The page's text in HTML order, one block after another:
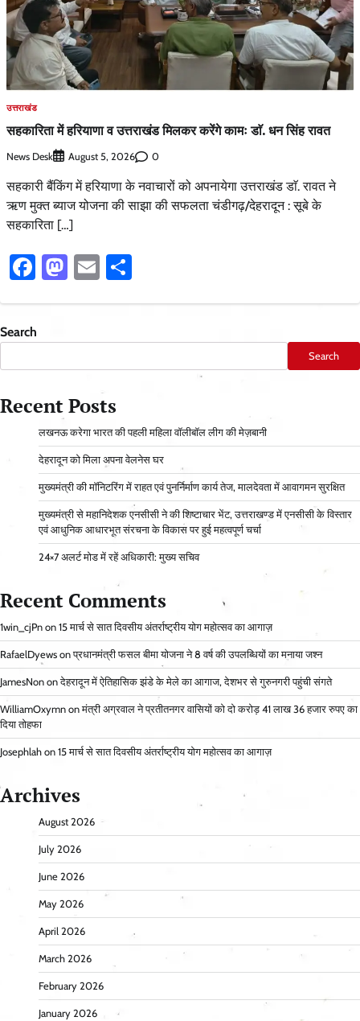
उत्तराखंड
सहकारिता में हरियाणा व उत्तराखंड मिलकर करेंगे कामः डाॅ. धन सिंह रावत
News Desk August 5, 2026 0
सहकारी बैंकिंग में हरियाणा के नवाचारों को अपनायेगा उत्तराखंड डाॅ. रावत ने
ऋण मुक्त ब्याज योजना की साझा की सफलता चंडीगढ़/देहरादून : सूबे के
सहकारिता […]
Facebook
Mastodon
Email
Search
Search
Recent Posts
लखनऊ करेगा भारत की पहली महिला वॉलीबॉल लीग की मेज़बानी
देहरादून को मिला अपना वेलनेस घर
मुख्यमंत्री की मॉनिटरिंग में राहत एवं पुनर्निर्माण कार्य तेज, मालदेवता में आवागमन सुरक्षित
मुख्यमंत्री से महानिदेशक एनसीसी ने की शिष्टाचार भेंट, उत्तराखण्ड में एनसीसी के विस्तार
एवं आधुनिक आधारभूत संरचना के विकास पर हुई महत्वपूर्ण चर्चा
24×7 अलर्ट मोड में रहें अधिकारी: मुख्य सचिव
Recent Comments
1win_cjPn on 15 मार्च से सात दिवसीय अंतर्राष्ट्रीय योग महोत्सव का आगाज़
RafaelDyews onप्रधानमंत्री फसल बीमा योजना ने 8 वर्ष की उपलब्धियों का मनाया जश्न
JamesNon onदेहरादून में ऐतिहासिक झंडे के मेले का आगाज, देशभर से गुरुनगरी पहुंची संगते
WilliamOxymn onमंत्री अग्रवाल ने प्रतीतनगर वासियों को दो करोड़ 41 लाख 36 हजार रुपए का
दिया तोहफा
Josephlah on 15 मार्च से सात दिवसीय अंतर्राष्ट्रीय योग महोत्सव का आगाज़
Archives
August 2026
July 2026
June 2026
May 2026
April 2026
March 2026
February 2026
January 2026